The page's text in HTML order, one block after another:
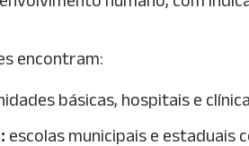
encontram:
básicas, hospitais e
escolas municipais e estaduais